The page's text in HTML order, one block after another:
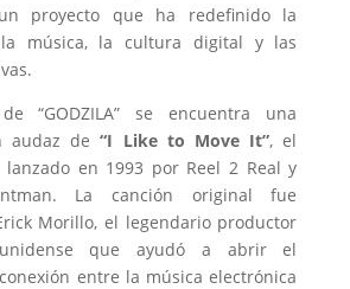
proyecto que ha redefinido la
música, la cultura digital y las
“GODZILA” se encuentra una
audaz de “I Like to Move It”, el
en 1993 por Reel 2 Real y
La canción original fue
Morillo, el legendario productor
que ayudó a abrir el
entre la música electrónica